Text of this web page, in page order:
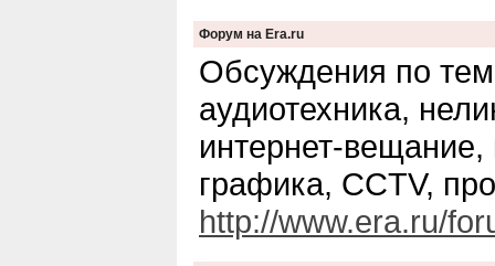
Форум на Era.ru
Обсуждения по
аудиотехника,
интернет-
графика, CCTV,
http://www.era.ru/